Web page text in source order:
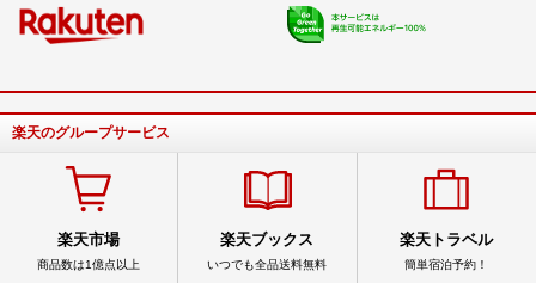
楽天のグループサービス
楽天市場
商品数は1億点以上
楽天ブックス
いつでも全品送料無料
楽天トラベル
簡単宿泊予約！